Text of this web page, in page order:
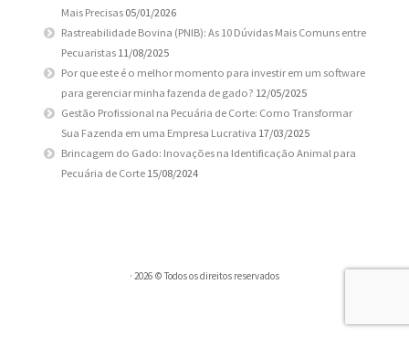
Mais Precisas 05/01/2026
Rastreabilidade Bovina (PNIB): As 10 Dúvidas Mais Comuns entre
Pecuaristas 11/08/2025
Por que este é o melhor momento para investir em um software
para gerenciar minha fazenda de gado? 12/05/2025
Gestão Profissional na Pecuária de Corte: Como Transformar
Sua Fazenda em uma Empresa Lucrativa 17/03/2025
Brincagem do Gado: Inovações na Identificação Animal para
Pecuária de Corte 15/08/2024
· 2026 © Todos os direitos reservados